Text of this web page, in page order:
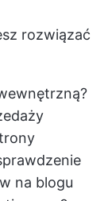
rozwiązać
na blogu